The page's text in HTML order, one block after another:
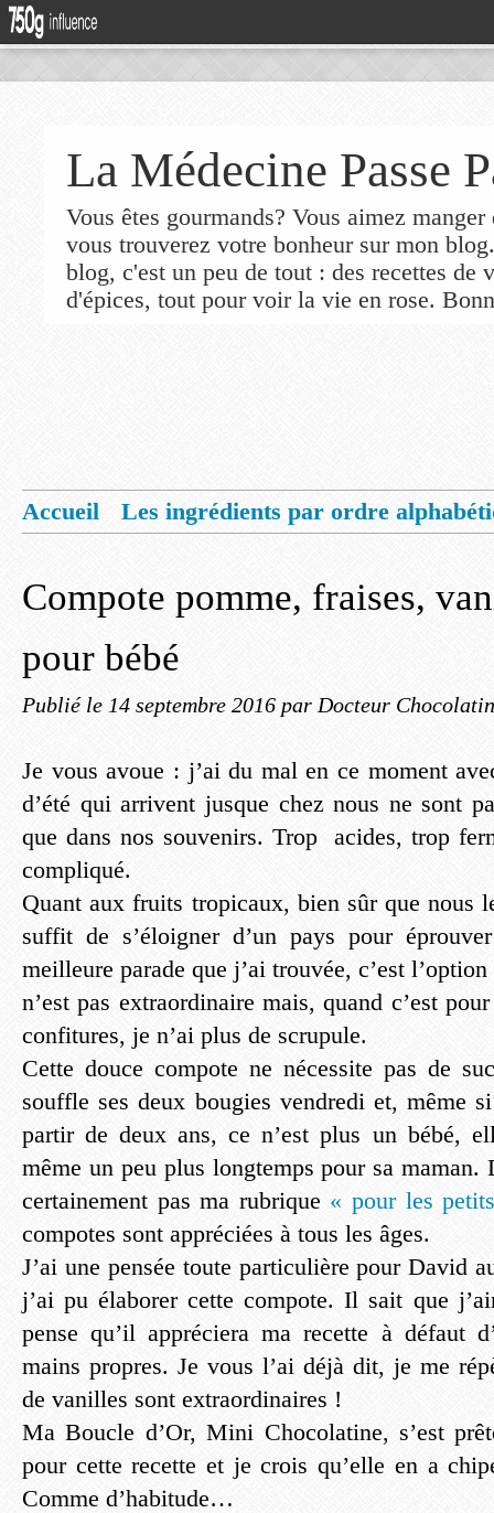
La Médecine Passe
Vous êtes gourmands? Vous aimez
vous trouverez votre bonheur sur mon
blog, c'est un peu de tout : des recettes de
d'épices, tout pour voir la vie en rose.
Accueil
Les ingrédients par ordre
Compote pomme, fraises,
pour bébé
Publié le 14 septembre 2016 par Docteur
Je vous avoue : j’ai du mal en ce moment
d’été qui arrivent jusque chez nous ne sont
que dans nos souvenirs. Trop acides, trop
compliqué.
Quant aux fruits tropicaux, bien sûr que nous
suffit de s’éloigner d’un pays pour
meilleure parade que j’ai trouvée, c’est
n’est pas extraordinaire mais, quand c’est
confitures, je n’ai plus de scrupule.
Cette douce compote ne nécessite pas de
souffle ses deux bougies vendredi et, même
partir de deux ans, ce n’est plus un bébé,
même un peu plus longtemps pour sa maman.
certainement pas ma rubrique « pour les
compotes sont appréciées à tous les âges.
J’ai une pensée toute particulière pour David
j’ai pu élaborer cette compote. Il sait que
pense qu’il appréciera ma recette à défaut
mains propres. Je vous l’ai déjà dit, je me
de vanilles sont extraordinaires !
Ma Boucle d’Or, Mini Chocolatine, s’est
pour cette recette et je crois qu’elle en a
Comme d’habitude…